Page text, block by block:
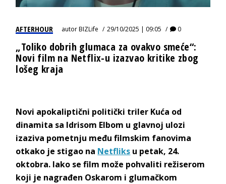
AFTERHOUR autorBIZLife 29/10/2025 | 09:05 0
„Toliko dobrih glumaca za ovakvo smeće“:
Novi film na Netflix-u izazvao kritike zbog
lošeg kraja
Novi apokaliptični politički triler Kuća od
dinamita sa Idrisom Elbom u glavnoj ulozi
izaziva pometnju među filmskim fanovima
otkako je stigao na Netfliks u petak, 24.
oktobra. Iako se film može pohvaliti režiserom
koji je nagrađen Oskarom i glumačkom